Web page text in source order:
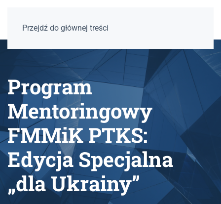
Przejdź do głównej treści
Program
Mentoringowy
FMMiK PTKS:
Edycja Specjalna
„dla Ukrainy”